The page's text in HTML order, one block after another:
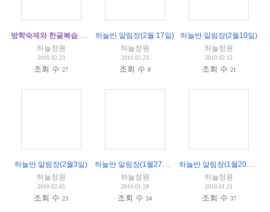
하늘정원
2010.02.23
조회 수27
하늘반 알림장(2월 17일)
하늘정원
2010.02.23
조회 수 8
하늘반 알림장(2월10일)
하늘정원
2010.02.12
조회 수 21
하늘반 알림장(2월3일)
하늘정원
2010.02.05
조회 수23
1)
하늘정원
2010.01.28
조회 수34
하늘반 알림장(1월20일)
하늘정원
2010.01.21
조회 수 37